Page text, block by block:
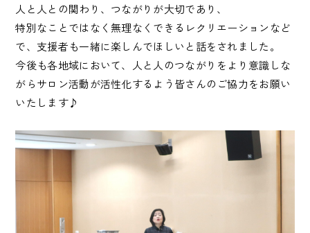
人と人との関わり、つながりが大切であり、
特別なことではなく無理なくできるレクリエーションなど
で、支援者も一緒に楽しんでほしいと話をされました。
今後も各地域において、人と人のつながりをより意識しな
がらサロン活動が活性化するよう皆さんのご協力をお願い
いたします♪